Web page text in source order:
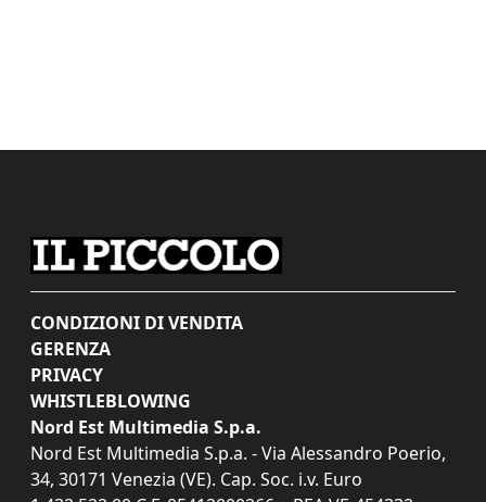
CONDIZIONI DI VENDITA
GERENZA
PRIVACY
WHISTLEBLOWING
Nord Est Multimedia S.p.a.
Nord Est Multimedia S.p.a. - Via Alessandro Poerio,
34, 30171 Venezia (VE). Cap. Soc. i.v. Euro